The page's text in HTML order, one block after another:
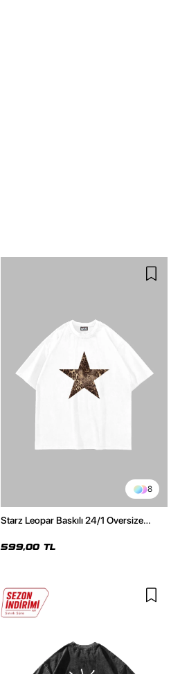
8
Starz Leopar Baskılı 24/1 Oversize
599,00 TL